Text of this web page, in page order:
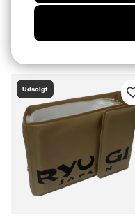
Braided Line RSLS
Udsolgt